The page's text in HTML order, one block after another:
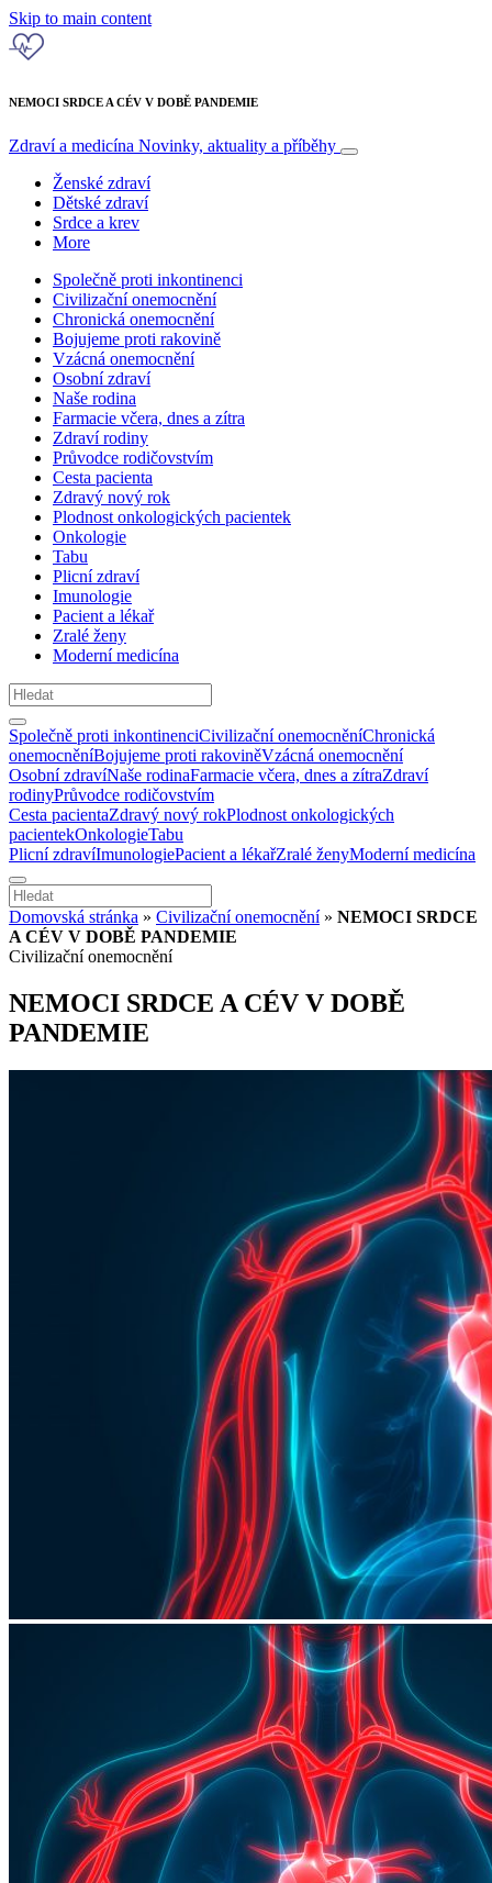
Skip to main content
NEMOCI SRDCE A CÉV V DOBĚ PANDEMIE
Zdraví a medicína Novinky, aktuality a příběhy
Ženské zdraví
Dětské zdraví
Srdce a krev
More
Společně proti inkontinenci
Civilizační onemocnění
Chronická onemocnění
Bojujeme proti rakovině
Vzácná onemocnění
Osobní zdraví
Naše rodina
Farmacie včera, dnes a zítra
Zdraví rodiny
Průvodce rodičovstvím
Cesta pacienta
Zdravý nový rok
Plodnost onkologických pacientek
Onkologie
Tabu
Plicní zdraví
Imunologie
Pacient a lékař
Zralé ženy
Moderní medicína
Společně proti inkontinenciCivilizační onemocněníChronická
onemocněníBojujeme proti rakoviněVzácná onemocnění
Osobní zdravíNaše rodinaFarmacie včera, dnes a zítraZdraví
rodinyPrůvodce rodičovstvím
Cesta pacientaZdravý nový rokPlodnost onkologických
pacientekOnkologieTabu
Plicní zdravíImunologiePacient a lékařZralé ženyModerní medicína
Domovská stránka » Civilizační onemocnění» NEMOCI SRDCE
A CÉV V DOBĚ PANDEMIE
Civilizační onemocnění
NEMOCI SRDCE A CÉV V DOBĚ
PANDEMIE